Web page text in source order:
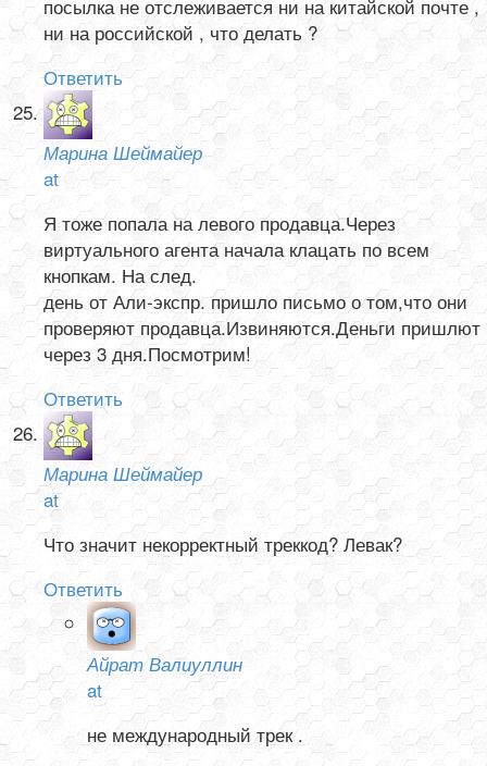
посылка не отслеживается ни на китайской почте ,
ни на российской , что делать ?
Ответить
Марина Шеймайер
at
Я тоже попала на левого продавца.Через
виртуального агента начала клацать по всем
кнопкам. На след.
день от Али-экспр. пришло письмо о том,что они
проверяют продавца.Извиняются.Деньги пришлют
через 3 дня.Посмотрим!
Ответить
Марина Шеймайер
at
Что значит некорректный треккод? Левак?
Ответить
Айрат Валиуллин
at
не международный трек .